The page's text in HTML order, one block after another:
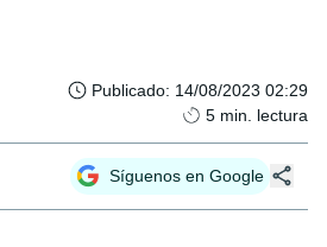
Publicado: 14/08/2023 02:29
5 min. lectura
Síguenos en Google